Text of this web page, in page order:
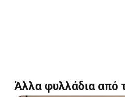
Άλλα φυλλάδια από